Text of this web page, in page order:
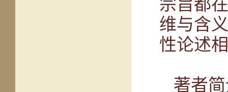
宗旨都
维与含
性论述
著者